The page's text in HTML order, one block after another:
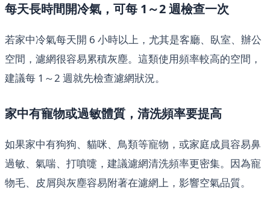
每天長時間開冷氣，可每 1～2 週檢查一次
若家中冷氣每天開 6 小時以上，尤其是客廳、臥室、辦公
空間，濾網很容易累積灰塵。這類使用頻率較高的空間，
建議每 1～2 週就先檢查濾網狀況。
家中有寵物或過敏體質，清洗頻率要提高
如果家中有狗狗、貓咪、鳥類等寵物，或家庭成員容易鼻
過敏、氣喘、打噴嚏，建議濾網清洗頻率更密集。因為寵
物毛、皮屑與灰塵容易附著在濾網上，影響空氣品質。